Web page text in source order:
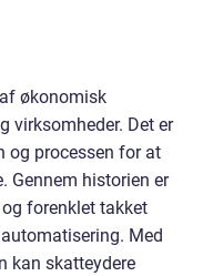
økonomisk
virksomheder. Det er
og processen for at
Gennem historien er
forenklet takket
Med
kan skatteydere